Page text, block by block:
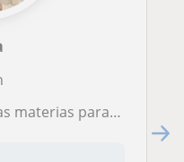
aprendizaje con 15 años de experiencia